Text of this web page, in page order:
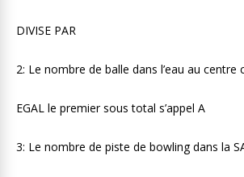
DIVISE PAR
2: Le nombre de balle dans l’eau au centre
EGAL le premier sous total s’appel A
3: Le nombre de piste de bowling dans la